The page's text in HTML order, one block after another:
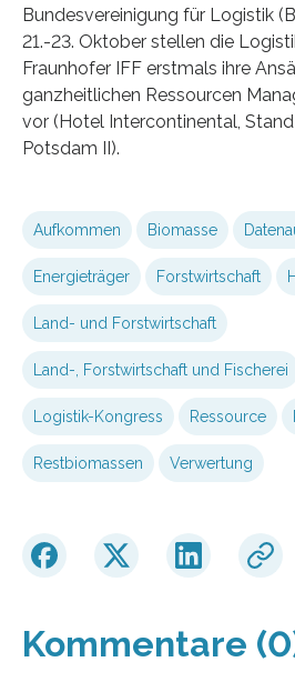
Bundesvereinigung für Logistik
21.-23. Oktober stellen die
Fraunhofer IFF erstmals ihre
ganzheitlichen Ressourcen
vor (Hotel Intercontinental,
Potsdam II).
Aufkommen Biomasse
Energieträger Forstwirtschaft
Land- und Forstwirtschaft
Land-, Forstwirtschaft und Fischerei
Logistik-Kongress Ressource
Restbiomassen Verwertung
Kommentare